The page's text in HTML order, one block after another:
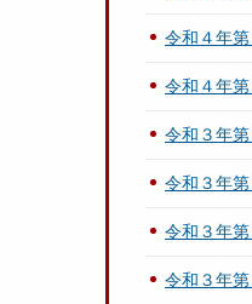
令和４年
令和４年
令和３年
令和３年
令和３年
令和３年